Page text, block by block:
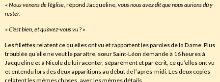
« Nous venons de l’église, répond Jacqueline, vous nous avez dit que nous aurions dû y
rester.
« C’est bien, et qu’avez-vous vu? »
Les fillettes relatent ce qu’elles ont vu et rapportent les paroles de la Dame. Plus
troublée qu’elle ne veut le paraître, sœur Saint-Léon demande à 16 heures à
Jacqueline et à Nicole de lui raconter, séparément et par écrit, ce qu’elles ont vu
et entendu lors des deux apparitions au début de l’après-midi. Les deux copies
relatent les mêmes choses, avec les mêmes détails.